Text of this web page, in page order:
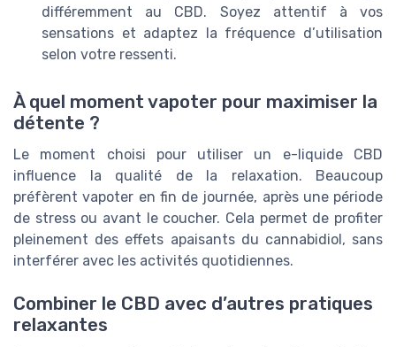
différemment au CBD. Soyez attentif à vos
sensations et adaptez la fréquence d’utilisation
selon votre ressenti.
À quel moment vapoter pour maximiser la
détente ?
Le moment choisi pour utiliser un e-liquide CBD
influence la qualité de la relaxation. Beaucoup
préfèrent vapoter en fin de journée, après une période
de stress ou avant le coucher. Cela permet de profiter
pleinement des effets apaisants du cannabidiol, sans
interférer avec les activités quotidiennes.
Combiner le CBD avec d’autres pratiques
relaxantes